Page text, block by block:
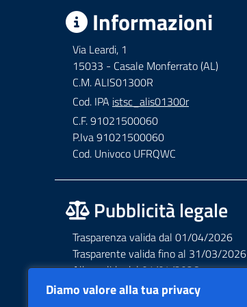
Diamo valore alla tua privacy
Informazioni
Via Leardi, 1
15033 - Casale Monferrato (AL)
C.M. ALIS01300R
Cod. IPA istsc_alis01300r
C.F. 91021500060
P.Iva 91021500060
Cod. Univoco UFRQWC
Pubblicità legale
Trasparenza valida dal 01/04/2026
Trasparente valida fino al 31/03/2026
Albo valido dal 01/04/2026
Albo valido fino al 31/03/2026